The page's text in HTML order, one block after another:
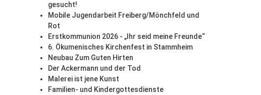
gesucht!
Mobile Jugendarbeit Freiberg/Mönchfeld und
Rot
Erstkommunion 2026 - „Ihr seid meine Freunde“
6. Ökumenisches Kirchenfest in Stammheim
Neubau Zum Guten Hirten
Der Ackermann und der Tod
Malerei ist jene Kunst
Familien- und Kindergottesdienste